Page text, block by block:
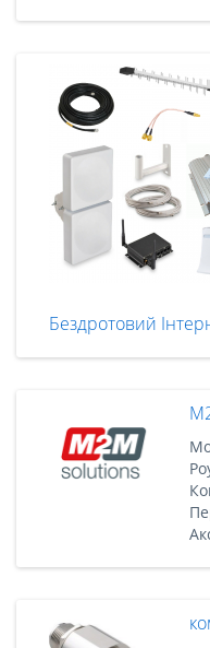
Бездротовий